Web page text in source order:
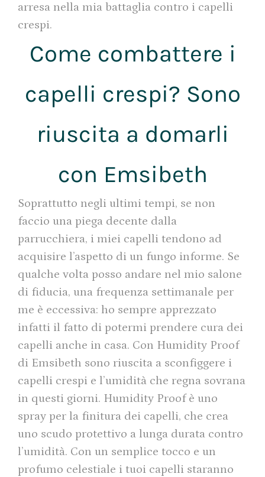
arresa nella mia battaglia contro i capelli
crespi.
Come combattere i
capelli crespi? Sono
riuscita a domarli
con Emsibeth
Soprattutto negli ultimi tempi, se non
faccio una piega decente dalla
parrucchiera, i miei capelli tendono ad
acquisire l’aspetto di un fungo informe. Se
qualche volta posso andare nel mio salone
di fiducia, una frequenza settimanale per
me è eccessiva: ho sempre apprezzato
infatti il fatto di potermi prendere cura dei
capelli anche in casa. Con Humidity Proof
di Emsibeth sono riuscita a sconfiggere i
capelli crespi e l’umidità che regna sovrana
in questi giorni. Humidity Proof è uno
spray per la finitura dei capelli, che crea
uno scudo protettivo a lunga durata contro
l’umidità. Con un semplice tocco e un
profumo celestiale i tuoi capelli staranno